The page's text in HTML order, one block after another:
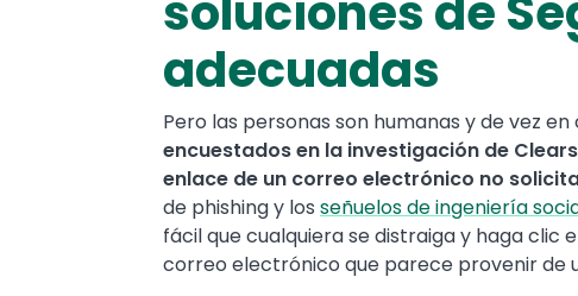
adecuadas
Pero las personas son humanas y de vez
encuestados en la investigación de
enlace de un correo electrónico no
de phishing y los señuelos de ingeniería
fácil que cualquiera se distraiga y haga clic
correo electrónico que parece provenir de